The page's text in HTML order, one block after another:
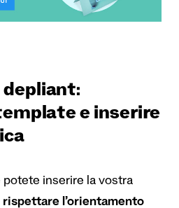
depliant:
e inserire
potete inserire la vostra
l’orientamento